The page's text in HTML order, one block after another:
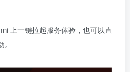
上一键拉起服务体验，也可以直